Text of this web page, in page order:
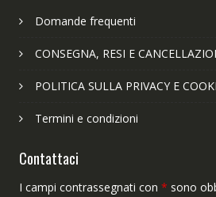
Domande frequenti
CONSEGNA, RESI E
POLITICA SULLA PRIVACY E
Termini e condizioni
Contattaci
I campi contrassegnati con * sono